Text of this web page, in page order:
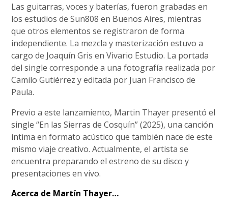
Las guitarras, voces y baterías, fueron grabadas en
los estudios de Sun808 en Buenos Aires, mientras
que otros elementos se registraron de forma
independiente. La mezcla y masterización estuvo a
cargo de Joaquín Gris en Vivario Estudio. La portada
del single corresponde a una fotografía realizada por
Camilo Gutiérrez y editada por Juan Francisco de
Paula.
Previo a este lanzamiento, Martin Thayer presentó el
single “En las Sierras de Cosquín” (2025), una canción
íntima en formato acústico que también nace de este
mismo viaje creativo. Actualmente, el artista se
encuentra preparando el estreno de su disco y
presentaciones en vivo.
Acerca de Martín Thayer…